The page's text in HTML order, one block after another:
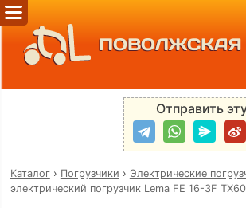
ПОВОЛЖСКАЯ
Отправить
Каталог› Погрузчики › Электрические
электрический погрузчик Lema FE 16-3F TX60